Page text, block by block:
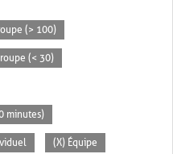
(> 100)
(< 30)
minutes)
(X) Équipe